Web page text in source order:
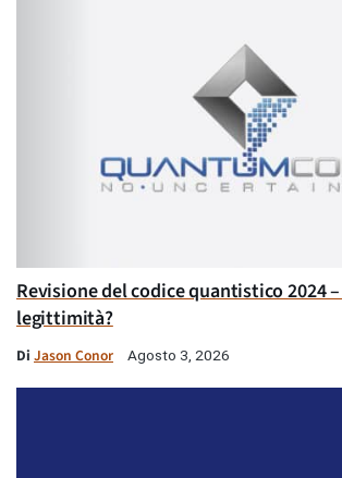
Revisione del codice quantistico 2024
legittimità?
Di Jason Conor Agosto 3, 2026